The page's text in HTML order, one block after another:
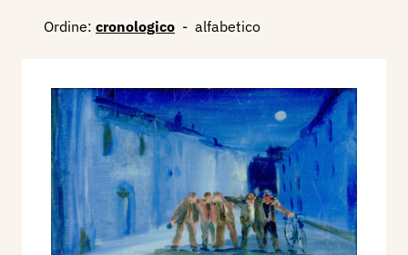
Ordine: cronologico - alfabetico